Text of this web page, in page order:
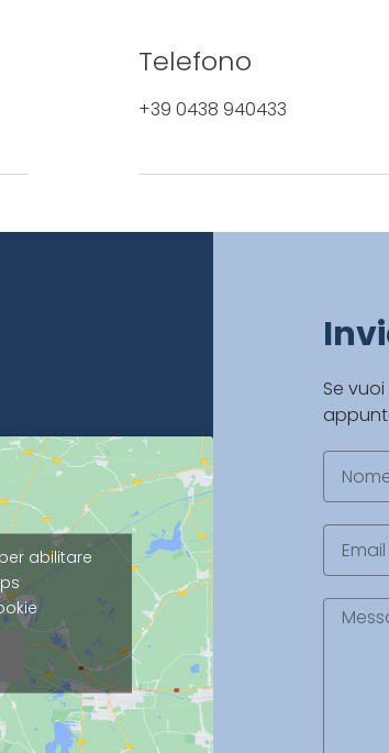
Telefono
+39 0438 940433
abilitare
Se